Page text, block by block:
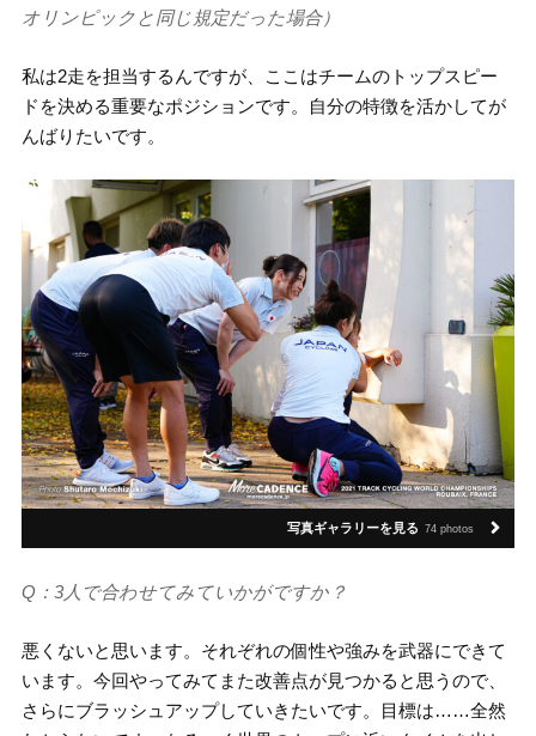
オリンピックと同じ規定だった場合）
私は2走を担当するんですが、ここはチームのトップスピー
ドを決める重要なポジションです。自分の特徴を活かしてが
んばりたいです。
写真ギャラリーを見る 74 photos
Q：3人で合わせてみていかがですか？
悪くないと思います。それぞれの個性や強みを武器にできて
います。今回やってみてまた改善点が見つかると思うので、
さらにブラッシュアップしていきたいです。目標は……全然